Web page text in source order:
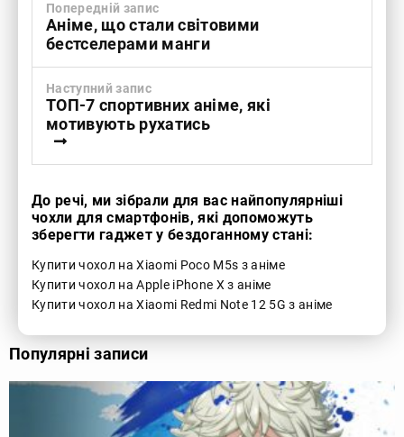
Попередній запис
Аніме, що стали світовими
бестселерами манги
Наступний запис
ТОП-7 спортивних аніме, які
мотивують рухатись
До речі, ми зібрали для вас найпопулярніші
чохли для смартфонів, які допоможуть
зберегти гаджет у бездоганному стані:
Купити чохол на Xiaomi Poco M5s з аніме
Купити чохол на Apple iPhone X з аніме
Купити чохол на Xiaomi Redmi Note 12 5G з аніме
Популярні записи